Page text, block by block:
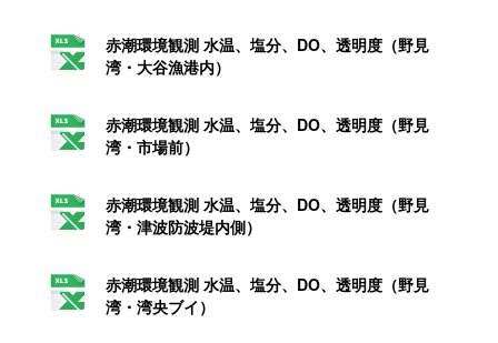
赤潮環境観測 水温、塩分、DO、透明度（野見
湾・大谷漁港内）
赤潮環境観測 水温、塩分、DO、透明度（野見
湾・市場前）
赤潮環境観測 水温、塩分、DO、透明度（野見
湾・津波防波堤内側）
赤潮環境観測 水温、塩分、DO、透明度（野見
湾・湾央ブイ）